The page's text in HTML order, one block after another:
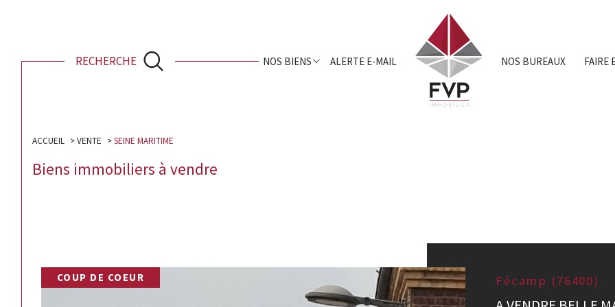
NOS BIENS ALERTE E-MAIL NOS BUREAUX FAIRE
RECHERCHE
ACCUEIL VENTE SEINE MARITIME
Biens immobiliers à vendre
Fécamp (76400)
COUP DE COEUR